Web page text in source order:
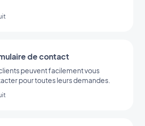
de contact
peuvent facilement vous
pour toutes leurs demandes.